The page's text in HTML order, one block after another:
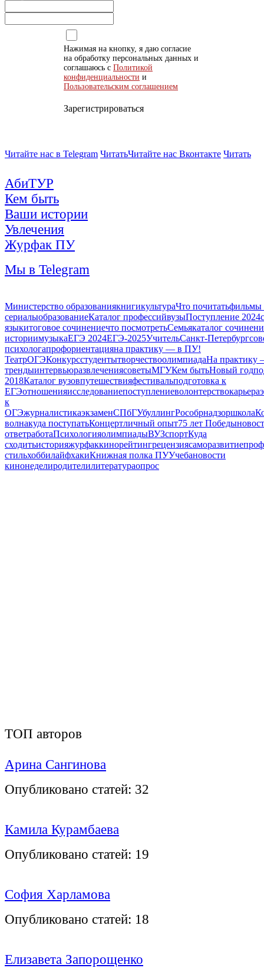
Нажимая на кнопку, я даю согласие
на обработку персональных данных и
соглашаюсь с Политикой
конфиденциальности и
Пользовательским соглашением
Зарегистрироваться
Читайте нас в Telegram ЧитатьЧитайте нас Вконтакте Читать
АбиТУР
Кем быть
Ваши истории
Увлечения
Журфак ПУ
Мы в Telegram
Министерство образованиякнигикультураЧто почитатьфильмы
сериалыобразованиеКаталог профессийвузыПоступление 2024
языкитоговое сочинениечто посмотретьСемьякаталог
историимузыкаЕГЭ 2024ЕГЭ-2025УчительСанкт-Петербург
психологапрофориентацияна практику — в ПУ!
ТеатрОГЭКонкурсстудентытворчествоолимпиадаНа
трендыинтервьюразвлечениясоветыМГУКем бытьНовый год
2018Каталог вузовпутешествияфестивальподготовка к
ЕГЭотношенияисследованиепоступлениеволонтерствокарьера
к
ОГЭжурналистикаэкзаменСПбГУбуллингРособрнадзоршкола
волнакуда поступатьКонцертличный опыт75 лет Победы
ответработаПсихологияолимпиадыВУЗспортКуда
сходитьисторияжурфаккинорейтингрецензиясаморазвитие
стильхоббилайфхакиКнижная полка ПУУчебановости
кинонеделиродителилитератураопрос
ТОП авторов
Арина Сангинова
Опубликовано статей: 32
Камила Курамбаева
Опубликовано статей: 19
София Харламова
Опубликовано статей: 18
Елизавета Запорощенко